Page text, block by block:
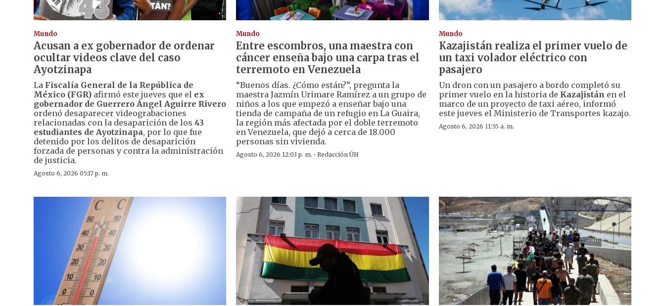
Mundo
Acusan a ex gobernador de ordenar
ocultar videos clave del caso
Ayotzinapa
La Fiscalía General de la República de
México (FGR) afirmó este jueves que el ex
gobernador de Guerrero Ángel Aguirre Rivero
ordenó desaparecer videograbaciones
relacionadas con la desaparición de los 43
estudiantes de Ayotzinapa, por lo que fue
detenido por los delitos de desaparición
forzada de personas y contra la administración
de justicia.
Agosto 6, 2026 05:17 p. m.
Mundo
Entre escombros, una maestra con
cáncer enseña bajo una carpa tras el
terremoto en Venezuela
“Buenos días. ¿Cómo están?”, pregunta la
maestra Jazmín Urimare Ramírez a un grupo de
niños a los que empezó a enseñar bajo una
tienda de campaña de un refugio en La Guaira,
la región más afectada por el doble terremoto
en Venezuela, que dejó a cerca de 18.000
personas sin vivienda.
Agosto 6, 2026 12:03 p. m. ·Redacción ÚH
Mundo
Kazajistán realiza el primer vuelo de
un taxi volador eléctrico con
pasajero
Un dron con un pasajero a bordo completó su
primer vuelo en la historia de Kazajistán en el
marco de un proyecto de taxi aéreo, informó
este jueves el Ministerio de Transportes kazajo.
Agosto 6, 2026 11:55 a. m.